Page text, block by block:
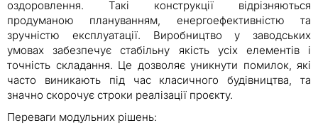
оздоровлення. Такі конструкції відрізняються
продуманою плануванням, енергоефективністю та
зручністю експлуатації. Виробництво у заводських
умовах забезпечує стабільну якість усіх елементів і
точність складання. Це дозволяє уникнути помилок, які
часто виникають під час класичного будівництва, та
значно скорочує строки реалізації проєкту.
Переваги модульних рішень: